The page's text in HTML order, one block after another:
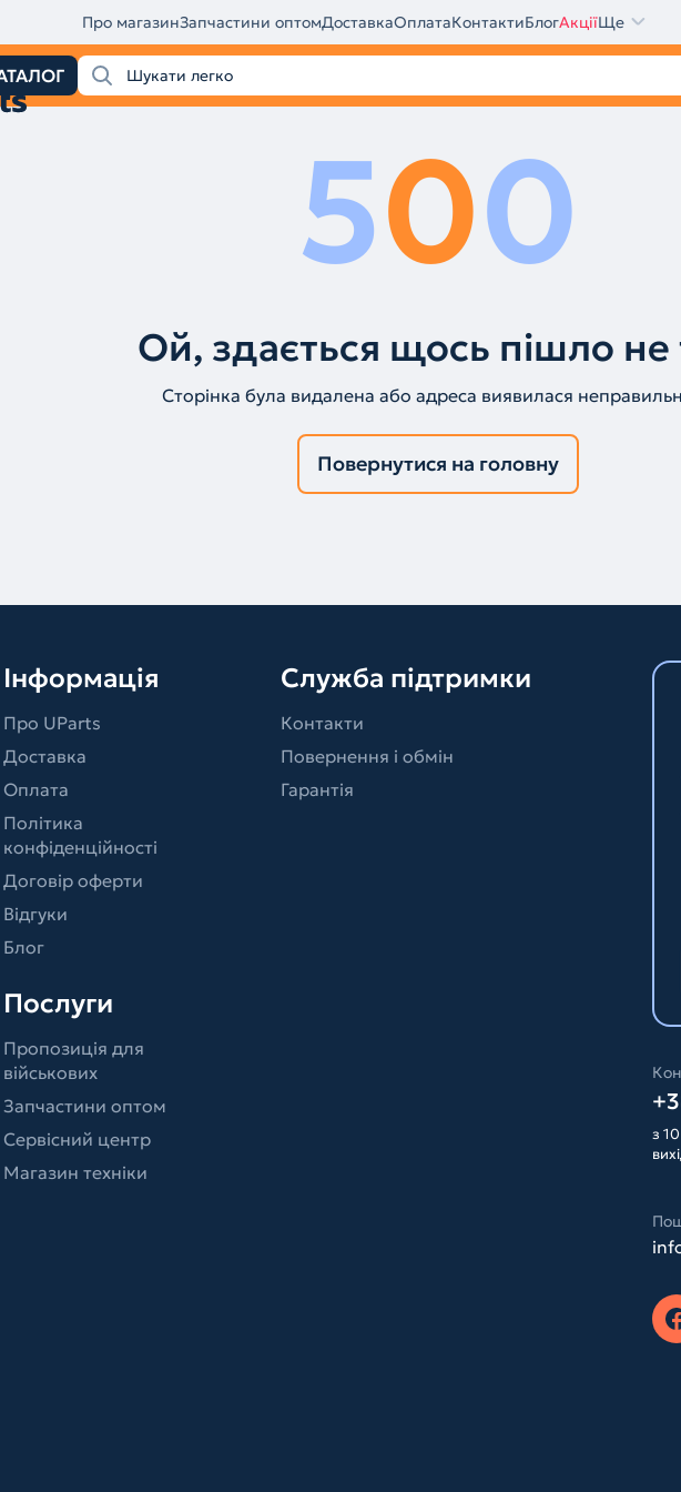
Про магазинЗапчастини оптомДоставкаОплатаКонтактиБлогАкціїЩе
500
Ой, здається щось пішло не
Сторінка була видалена або адреса виявилася
Повернутися на головну
Інформація
Про UParts
Доставка
Оплата
Політика
конфіденційності
Договір оферти
Відгуки
Блог
Послуги
Пропозиція для
військових
Запчастини оптом
Сервісний центр
Магазин техніки
Служба підтримки
Контакти
Повернення і обмін
Гарантія
з